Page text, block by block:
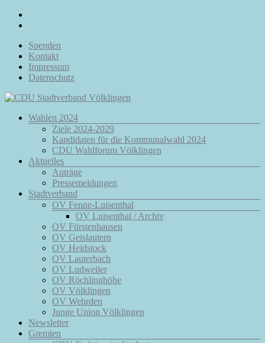
Zum
Inhalt
Spenden
Kontakt
Impressum
Datenschutz
CDU
Stadtverband
Völklingen
Euch.
Menü
Wahlen 2024
Ziele 2024-2029
Kandidaten für die Kommunalwahl 2024
CDU Wahlforum Völklingen
Aktuelles
Anträge
Pressemeldungen
Stadtverband
OV Fenne-Luisenthal
OV Luisenthal / Archiv
OV Fürstenhausen
OV Geislautern
OV Heidstock
OV Lauterbach
OV Ludweiler
OV Röchlinghöhe
OV Völklingen
OV Wehrden
Junge Union Völklingen
Newsletter
Gremien